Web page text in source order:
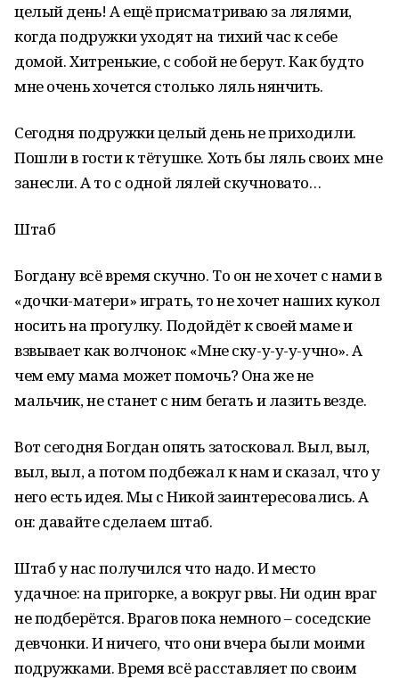
целый день! А ещё присматриваю за лялями,
когда подружки уходят на тихий час к себе
домой. Хитренькие, с собой не берут. Как будто
мне очень хочется столько ляль нянчить.
Сегодня подружки целый день не приходили.
Пошли в гости к тётушке. Хоть бы ляль своих мне
занесли. А то с одной лялей скучновато…
Штаб
Богдану всё время скучно. То он не хочет с нами в
«дочки-матери» играть, то не хочет наших кукол
носить на прогулку. Подойдёт к своей маме и
взвывает как волчонок: «Мне ску-у-у-у-учно». А
чем ему мама может помочь? Она же не
мальчик, не станет с ним бегать и лазить везде.
Вот сегодня Богдан опять затосковал. Выл, выл,
выл, выл, а потом подбежал к нам и сказал, что у
него есть идея. Мы с Никой заинтересовались. А
он: давайте сделаем штаб.
Штаб у нас получился что надо. И место
удачное: на пригорке, а вокруг рвы. Ни один враг
не подберётся. Врагов пока немного – соседские
девчонки. И ничего, что они вчера были моими
подружками. Время всё расставляет по своим